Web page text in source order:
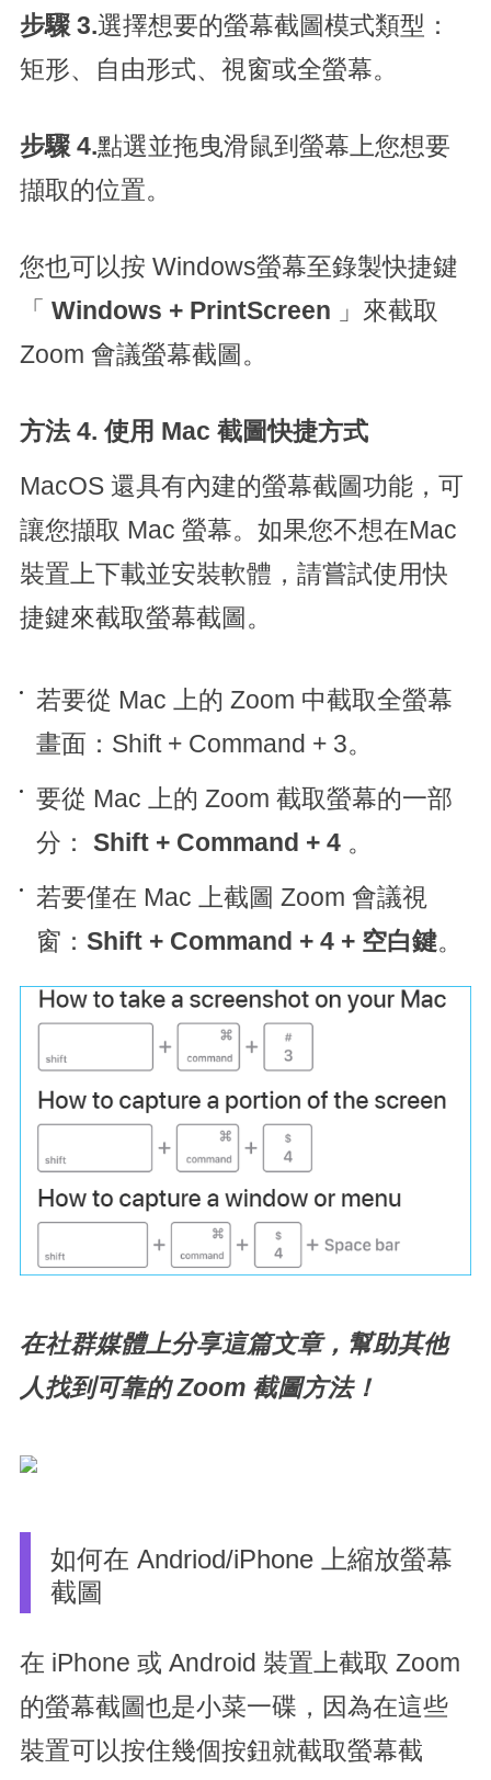
步驟 3.選擇想要的螢幕截圖模式類型：
矩形、自由形式、視窗或全螢幕。
步驟 4.點選並拖曳滑鼠到螢幕上您想要
擷取的位置。
您也可以按 Windows螢幕至錄製快捷鍵
「 Windows + PrintScreen 」來截取
Zoom 會議螢幕截圖。
方法 4. 使用 Mac 截圖快捷方式
MacOS 還具有內建的螢幕截圖功能，可
讓您擷取 Mac 螢幕。如果您不想在Mac
裝置上下載並安裝軟體，請嘗試使用快
捷鍵來截取螢幕截圖。
若要從 Mac 上的 Zoom 中截取全螢幕
畫面：Shift + Command + 3。
要從 Mac 上的 Zoom 截取螢幕的一部
分： Shift + Command + 4。
若要僅在 Mac 上截圖 Zoom 會議視
窗： Shift + Command + 4 + 空白鍵。
在社群媒體上分享這篇文章，幫助其他
人找到可靠的 Zoom 截圖方法！
如何在 Andriod/iPhone 上縮放螢幕
截圖
在 iPhone 或 Android 裝置上截取 Zoom
的螢幕截圖也是小菜一碟，因為在這些
裝置可以按住幾個按鈕就截取螢幕截